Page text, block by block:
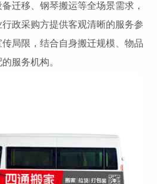
迁移、钢琴搬运等全场景需求，
政采购方提供客观清晰的服务参
局限，结合自身搬迁规模、物品
服务机构。